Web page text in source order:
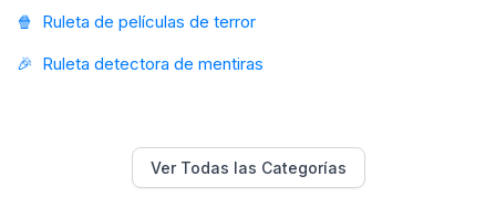
🍿 Ruleta de películas de terror
🎉 Ruleta detectora de mentiras
Ver Todas las Categorías